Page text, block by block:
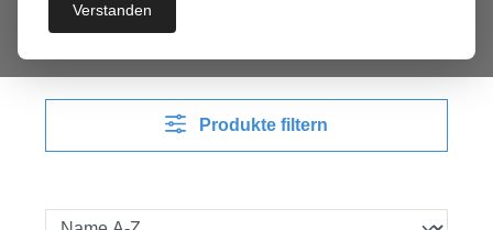
Rundschnur
Produkte filtern
Verstanden